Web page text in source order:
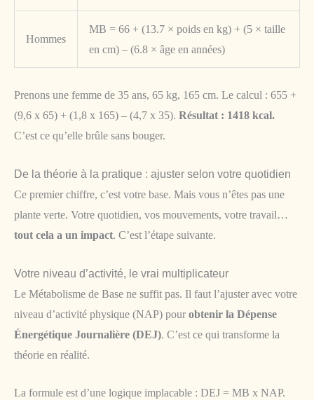
Hommes
MB = 66 + (13.7 × poids en kg) + (5 × taille
en cm) – (6.8 × âge en années)
Prenons une femme de 35 ans, 65 kg, 165 cm. Le calcul : 655 +
(9,6 x 65) + (1,8 x 165) – (4,7 x 35). Résultat : 1418 kcal.
C’est ce qu’elle brûle sans bouger.
De la théorie à la pratique : ajuster selon votre quotidien
Ce premier chiffre, c’est votre base. Mais vous n’êtes pas une
plante verte. Votre quotidien, vos mouvements, votre travail…
tout cela a un impact. C’est l’étape suivante.
Votre niveau d’activité, le vrai multiplicateur
Le Métabolisme de Base ne suffit pas. Il faut l’ajuster avec votre
niveau d’activité physique (NAP) pour obtenir la Dépense
Énergétique Journalière (DEJ). C’est ce qui transforme la
théorie en réalité.
La formule est d’une logique implacable : DEJ = MB x NAP.